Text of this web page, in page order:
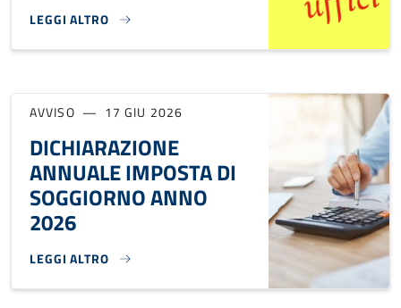
LEGGI ALTRO
APERTURA PARZIALE UFFICIO DEMOGRAFICO - MERCOLEDÌ
AVVISO 17 GIU 2026
DICHIARAZIONE
ANNUALE IMPOSTA DI
SOGGIORNO ANNO
2026
LEGGI ALTRO
DICHIARAZIONE ANNUALE IMPOSTA DI SOGGIORNO ANNO